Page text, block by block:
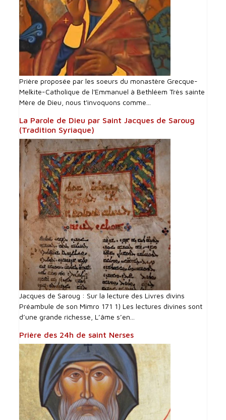
Prière proposée par les soeurs du monastère Grecque-
Melkite-Catholique de l'Emmanuel à Bethléem Très sainte
Mère de Dieu, nous t'invoquons comme...
La Parole de Dieu par Saint Jacques de Saroug
(Tradition Syriaque)
Jacques de Saroug : Sur la lecture des Livres divins
Préambule de son Mimro 171 1) Les lectures divines sont
d’une grande richesse, L’âme s’en...
Prière des 24h de saint Nerses